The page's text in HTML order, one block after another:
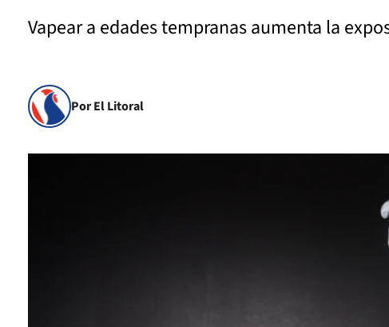
Vapear a edades tempranas aumenta la
Por El Litoral